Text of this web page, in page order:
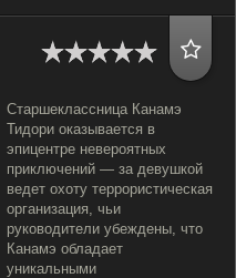
Старшеклассница Канамэ
Тидори оказывается в
эпицентре невероятных
приключений — за девушкой
ведет охоту террористическая
организация, чьи
руководители убеждены, что
Канамэ обладает
уникальными